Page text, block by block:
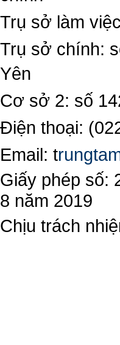
Trụ sở làm
Trụ sở chính:
Yên
Cơ sở 2: số
Điện thoại:
Email: t
Giấy phép số:
8 năm 2019
Chịu trách